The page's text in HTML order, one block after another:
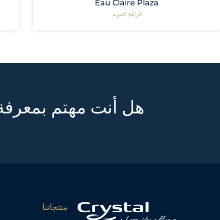
Eau Claire Plaza
قراءة المزيد
هل أنت مهتم
منتجاتنا